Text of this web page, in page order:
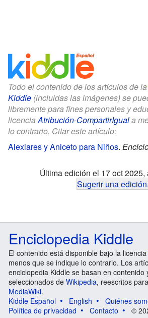
Todo el contenido de los artículos de la
Kiddle (incluidas las imágenes) se
libremente para fines personales y
licencia Atribución-CompartirIguala
lo contrario. Citar este artículo:
Alexiares y Aniceto para Niños.
Última edición el 17 oct 2025,
Sugerir una edición.
Enciclopedia Kiddle
El contenido está disponible bajo la licencia
menos que se indique lo contrario. Los
enciclopedia Kiddle se basan en contenido
seleccionados de Wikipedia, reescritos
MediaWiki.
Kiddle Español
English
Quiénes
Política de privacidad
Contacto ©